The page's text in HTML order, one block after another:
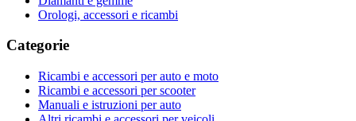
Orologi, accessori e ricambi
Categorie
Ricambi e accessori per auto e moto
Ricambi e accessori per scooter
Manuali e istruzioni per auto